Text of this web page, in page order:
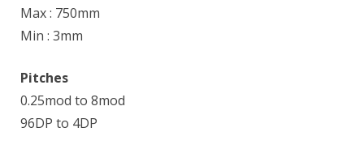
Max : 750mm
Min : 3mm
Pitches
0.25mod to 8mod
96DP to 4DP